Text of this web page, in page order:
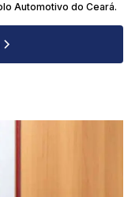
Automotivo do Ceará.